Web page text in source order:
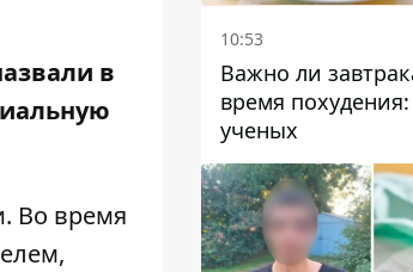
в
Во время
10:53
Важно ли
время похудения:
ученых